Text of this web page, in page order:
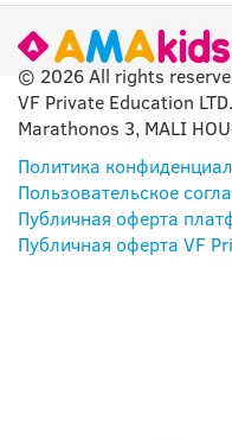
© 2026 All rights
VF Private Education
Marathonos 3, MALI
Политика
Пользовательское
Публичная оферта
Публичная оферта VF